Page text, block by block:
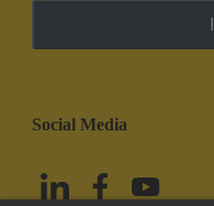
Social Media